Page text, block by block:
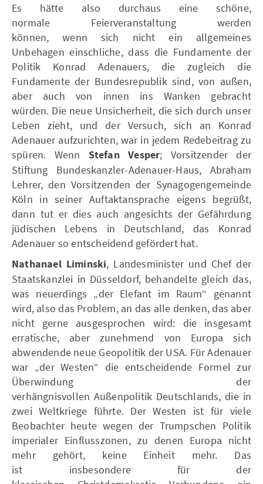
Es hätte also durchaus eine schöne,
normale Feierveranstaltung werden
können, wenn sich nicht ein allgemeines
Unbehagen einschliche, dass die Fundamente der
Politik Konrad Adenauers, die zugleich die
Fundamente der Bundesrepublik sind, von außen,
aber auch von innen ins Wanken gebracht
würden. Die neue Unsicherheit, die sich durch unser
Leben zieht, und der Versuch, sich an Konrad
Adenauer aufzurichten, war in jedem Redebeitrag zu
spüren. Wenn Stefan Vesper; Vorsitzender der
Stiftung Bundeskanzler-Adenauer-Haus, Abraham
Lehrer, den Vorsitzenden der Synagogengemeinde
Köln in seiner Auftaktansprache eigens begrüßt,
dann tut er dies auch angesichts der Gefährdung
jüdischen Lebens in Deutschland, das Konrad
Adenauer so entscheidend gefördert hat.
Nathanael Liminski, Landesminister und Chef der
Staatskanzlei in Düsseldorf, behandelte gleich das,
was neuerdings „der Elefant im Raum“ genannt
wird, also das Problem, an das alle denken, das aber
nicht gerne ausgesprochen wird: die insgesamt
erratische, aber zunehmend von Europa sich
abwendende neue Geopolitik der USA. Für Adenauer
war „der Westen“ die entscheidende Formel zur
Überwindung der
verhängnisvollen Außenpolitik Deutschlands, die in
zwei Weltkriege führte. Der Westen ist für viele
Beobachter heute wegen der Trumpschen Politik
imperialer Einflusszonen, zu denen Europa nicht
mehr gehört, keine Einheit mehr. Das
ist insbesondere für der